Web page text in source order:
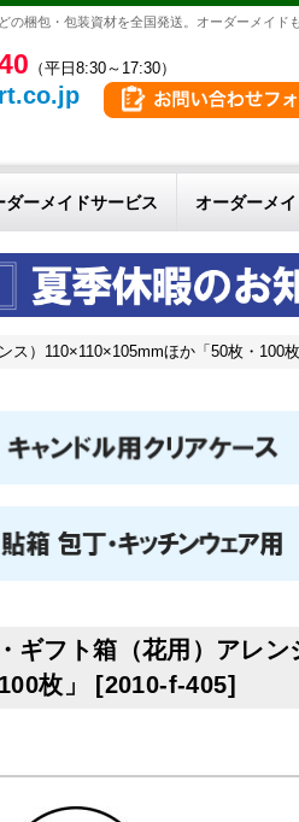
の梱包・包装資材を全国発送。オーダーメイド
（平日8:30～17:30）
ダーメイドサービス オーダーメ
）110×110×105mmほか「50枚・100枚
ギフト箱（花用）アレ
枚」
[2010-f-405]